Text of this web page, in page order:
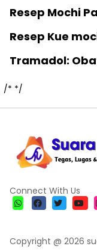
Resep Mochi
Resep Kue
Tramadol:
/* */
Connect With Us
Copyright @ 2026